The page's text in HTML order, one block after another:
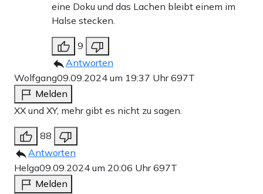
eine Doku und das Lachen bleibt einem im
Halse stecken.
9
Antworten
Wolfgang09.09.2024 um 19:37 Uhr697T
Melden
XX und XY, mehr gibt es nicht zu sagen.
88
Antworten
Helga09.09.2024 um 20:06 Uhr697T
Melden